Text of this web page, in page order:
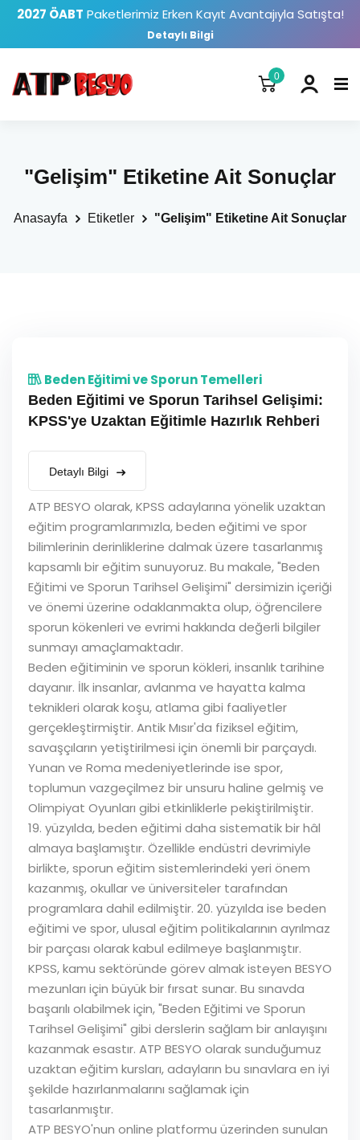
2027 ÖABT Paketlerimiz Erken Kayıt Avantajıyla Satışta!
Detaylı Bilgi
0
"Gelişim" Etiketine Ait Sonuçlar
Anasayfa Etiketler "Gelişim" Etiketine Ait Sonuçlar
Beden Eğitimi ve Sporun Temelleri
Beden Eğitimi ve Sporun Tarihsel Gelişimi:
KPSS'ye Uzaktan Eğitimle Hazırlık Rehberi
Detaylı Bilgi
ATP BESYO olarak, KPSS adaylarına yönelik uzaktan
eğitim programlarımızla, beden eğitimi ve spor
bilimlerinin derinliklerine dalmak üzere tasarlanmış
kapsamlı bir eğitim sunuyoruz. Bu makale, "Beden
Eğitimi ve Sporun Tarihsel Gelişimi" dersimizin içeriği
ve önemi üzerine odaklanmakta olup, öğrencilere
sporun kökenleri ve evrimi hakkında değerli bilgiler
sunmayı amaçlamaktadır.
Beden eğitiminin ve sporun kökleri, insanlık tarihine
dayanır. İlk insanlar, avlanma ve hayatta kalma
teknikleri olarak koşu, atlama gibi faaliyetler
gerçekleştirmiştir. Antik Mısır'da fiziksel eğitim,
savaşçıların yetiştirilmesi için önemli bir parçaydı.
Yunan ve Roma medeniyetlerinde ise spor,
toplumun vazgeçilmez bir unsuru haline gelmiş ve
Olimpiyat Oyunları gibi etkinliklerle pekiştirilmiştir.
19. yüzyılda, beden eğitimi daha sistematik bir hâl
almaya başlamıştır. Özellikle endüstri devrimiyle
birlikte, sporun eğitim sistemlerindeki yeri önem
kazanmış, okullar ve üniversiteler tarafından
programlara dahil edilmiştir. 20. yüzyılda ise beden
eğitimi ve spor, ulusal eğitim politikalarının ayrılmaz
bir parçası olarak kabul edilmeye başlanmıştır.
KPSS, kamu sektöründe görev almak isteyen BESYO
mezunları için büyük bir fırsat sunar. Bu sınavda
başarılı olabilmek için, "Beden Eğitimi ve Sporun
Tarihsel Gelişimi" gibi derslerin sağlam bir anlayışını
kazanmak esastır. ATP BESYO olarak sunduğumuz
uzaktan eğitim kursları, adayların bu sınavlara en iyi
şekilde hazırlanmalarını sağlamak için
tasarlanmıştır.
ATP BESYO'nun online platformu üzerinden sunulan